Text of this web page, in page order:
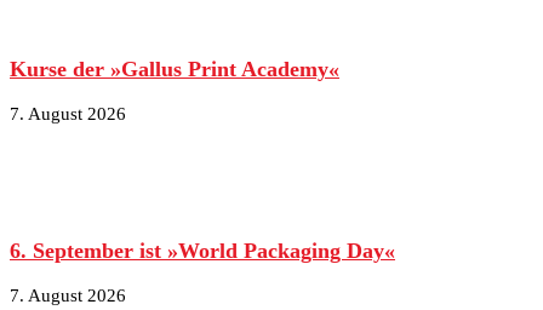
Kurse der »Gallus Print Academy«
7. August 2026
6. September ist »World Packaging Day«
7. August 2026